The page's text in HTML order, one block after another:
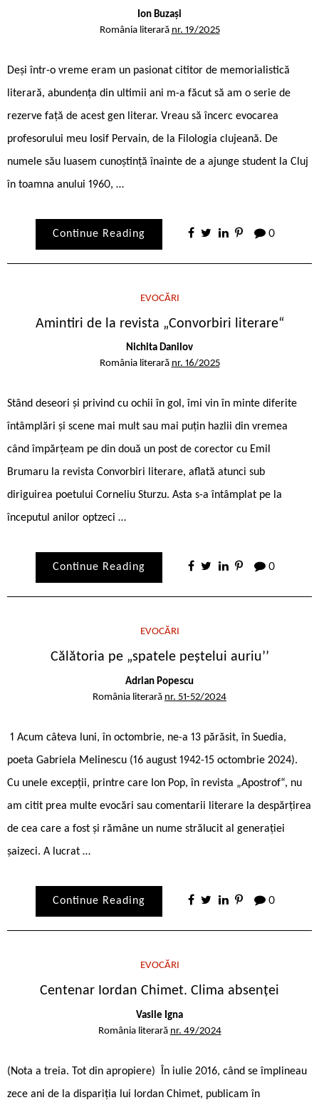
Ion Buzași
România literară nr. 19/2025
Deși într-o vreme eram un pasionat cititor de memorialistică
literară, abundența din ultimii ani m-a făcut să am o serie de
rezerve față de acest gen literar. Vreau să încerc evocarea
profesorului meu Iosif Pervain, de la Filologia clujeană. De
numele său luasem cunoștință înainte de a ajunge student la Cluj
în toamna anului 1960, …
Continue Reading 0
EVOCĂRI
Amintiri de la revista „Convorbiri literare“
Nichita Danilov
România literară nr. 16/2025
Stând deseori și privind cu ochii în gol, îmi vin în minte diferite
întâmplări și scene mai mult sau mai puțin hazlii din vremea
când împărțeam pe din două un post de corector cu Emil
Brumaru la revista Convorbiri literare, aflată atunci sub
diriguirea poetului Corneliu Sturzu. Asta s-a întâmplat pe la
începutul anilor optzeci …
Continue Reading 0
EVOCĂRI
Călătoria pe „spatele peștelui auriu’’
Adrian Popescu
România literară nr. 51-52/2024
1 Acum câteva luni, în octombrie, ne-a 13 părăsit, în Suedia,
poeta Gabriela Melinescu (16 august 1942-15 octombrie 2024).
Cu unele excepții, printre care Ion Pop, în revista „Apostrof“, nu
am citit prea multe evocări sau comentarii literare la despărțirea
de cea care a fost și rămâne un nume strălucit al generației
șaizeci. A lucrat …
Continue Reading 0
EVOCĂRI
Centenar Iordan Chimet. Clima absenței
Vasile Igna
România literară nr. 49/2024
(Nota a treia. Tot din apropiere) În iulie 2016, când se împlineau
zece ani de la dispariția lui Iordan Chimet, publicam în